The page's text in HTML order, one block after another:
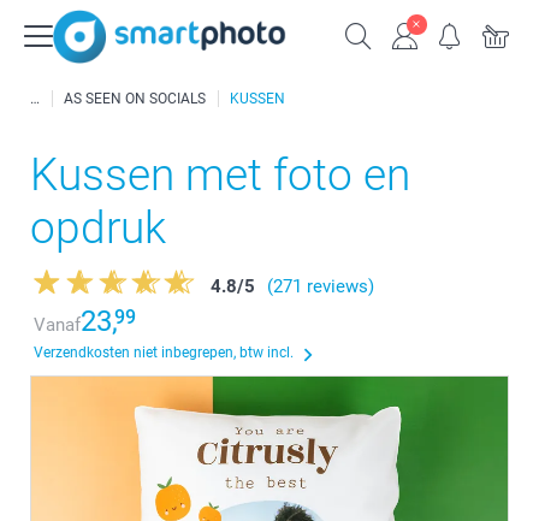
AS SEEN ON SOCIALS KUSSEN
Kussen met foto en
opdruk
4.8/5
(271 reviews)
Vanaf23,99
Verzendkosten niet inbegrepen, btw incl.